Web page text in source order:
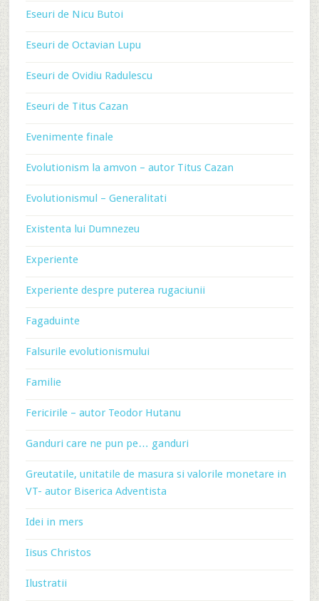
Eseuri de Nicu Butoi
Eseuri de Octavian Lupu
Eseuri de Ovidiu Radulescu
Eseuri de Titus Cazan
Evenimente finale
Evolutionism la amvon – autor Titus Cazan
Evolutionismul – Generalitati
Existenta lui Dumnezeu
Experiente
Experiente despre puterea rugaciunii
Fagaduinte
Falsurile evolutionismului
Familie
Fericirile – autor Teodor Hutanu
Ganduri care ne pun pe… ganduri
Greutatile, unitatile de masura si valorile monetare in
VT- autor Biserica Adventista
Idei in mers
Iisus Christos
Ilustratii